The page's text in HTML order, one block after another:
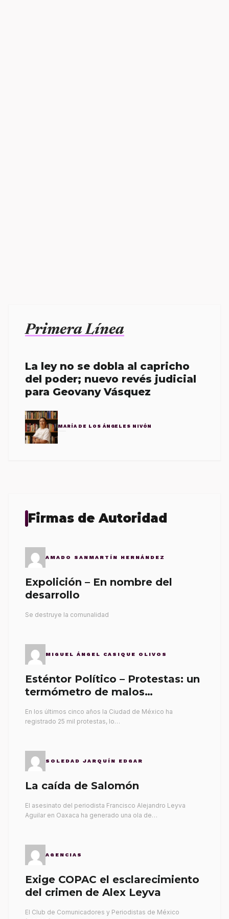
Primera Línea
La ley no se dobla al capricho
del poder; nuevo revés judicial
para Geovany Vásquez
MARÍA DE LOS ÁNGELES NIVÓN
Firmas de Autoridad
AMADO SANMARTÍN HERNÁNDEZ
Expolición – En nombre del
desarrollo
Se destruye la comunalidad
MIGUEL ÁNGEL CASIQUE OLIVOS
Esténtor Político – Protestas: un
termómetro de malos
En los últimos cinco años la Ciudad de México ha
registrado 25 mil protestas, lo…
SOLEDAD JARQUÍN EDGAR
La caída de Salomón
El asesinato del periodista Francisco Alejandro Leyva
Aguilar en Oaxaca ha generado una ola de…
AGENCIAS
Exige COPAC el esclarecimiento
del crimen de Alex Leyva
El Club de Comunicadores y Periodistas de México